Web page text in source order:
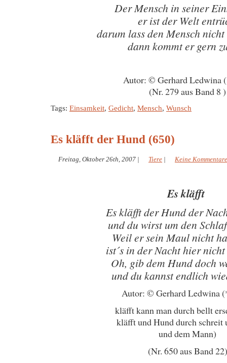
Der Mensch in seiner
er ist der Welt
darum lass den Mensch
dann kommt er gern
Autor: © Gerhard Ledwina
(Nr. 279 aus Band 8 )
Tags: Einsamkeit, Gedicht, Mensch, Wunsch
Es kläfft der Hund (650)
Freitag, Oktober 26th, 2007 | Tiere | Keine Kommentare
Es kläfft
Es kläfft der Hund der
und du wirst um den
Weil er sein Maul nicht
ist´s in der Nacht hier
Oh, gib dem Hund doch
und du kannst endlich
Autor: © Gerhard Ledwina
kläfft kann man durch bellt
kläfft und Hund durch schreit
und dem Mann)
(Nr. 650 aus Band 22)